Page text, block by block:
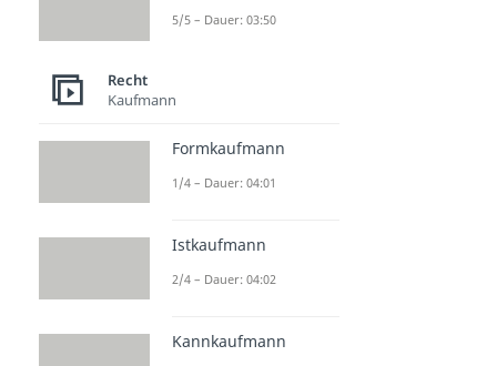
5/5 – Dauer: 03:50
Recht
Kaufmann
Formkaufmann
1/4 – Dauer: 04:01
Istkaufmann
2/4 – Dauer: 04:02
Kannkaufmann